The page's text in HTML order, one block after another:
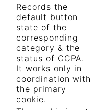
Records the
default button
state of the
corresponding
category & the
status of CCPA.
It works only in
coordination with
the primary
cookie.